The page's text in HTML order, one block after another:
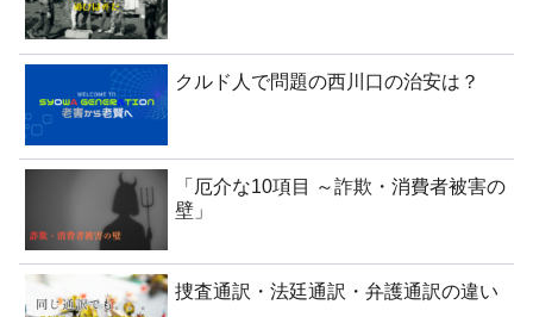
クルド人で問題の西川口の治安は？
「厄介な10項目 ～詐欺・消費者被害の
壁」
捜査通訳・法廷通訳・弁護通訳の違い